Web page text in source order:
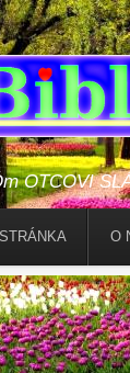
OTCOVI
O